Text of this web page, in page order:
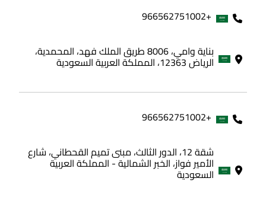
+966562751002
بناية وامي، 8006 طريق الملك فهد، المحمدية،
الرياض 12363، المملكة العربية السعودية
+966562751002
شقة 12، الدور الثالث، مبنى تميم القحطاني، شارع
الأمير فواز، الخبر الشمالية - المملكة العربية
السعودية